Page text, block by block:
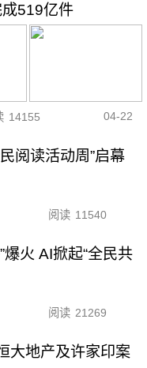
519亿件
14155 04-22
阅读活动周”启幕
阅读 11540
爆火 AI掀起“全民共
阅读 21269
大地产及许家印案